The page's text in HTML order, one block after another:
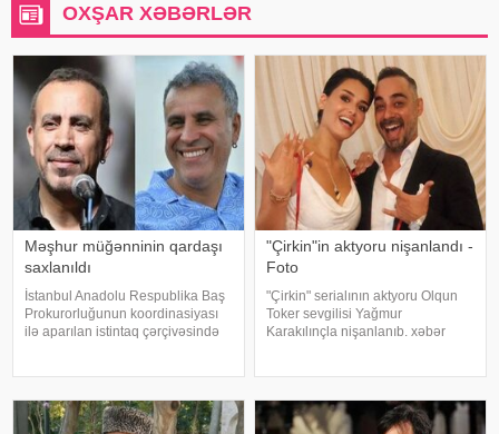
OXŞAR XƏBƏRLƏR
Məşhur müğənninin qardaşı
saxlanıldı
İstanbul Anadolu Respublika Baş
Prokurorluğunun koordinasiyası
ilə aparılan istintaq çərçivəsində
vaxtda həyata keçirilə
"Çirkin"in aktyoru nişanlandı -
Foto
"Çirkin" serialının aktyoru Olqun
Toker sevgilisi Yağmur
Karakılınçla nişanlanıb. xəbər
Polatoğulları və Mustaf